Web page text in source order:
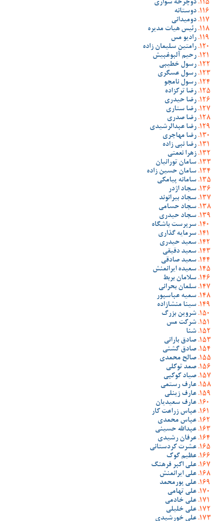
دوچرخه سواری
دوستانه
دومیدانی
رئیس هیات مدیره
رادیو مس
رامتین سلیمان زاده
رحیم آلبوغبیش
رسول خطیبی
رسول عسگری
رسول نامجو
رضا ترکزاده
رضا حیدری
رضا ستاری
رضا صدری
رضا عبدالرشیدی
رضا مهاجری
رضا نبی زاده
زهرا نعمتی
سامان تورانیان
سامان حسین زاده
سامانه پیامکی
سجاد اژدر
سجاد بیرانوند
سجاد حسامی
سجاد حیدری
سرپرست باشگاه
سرمایه گذاری
سعید حیدری
سعید دقیقی
سعید صادقی
سعیده ایرانمنش
سلامان بربط
سلمان بحرانی
سمیه عباسپور
سینا منشازاده
شروین بزرگ
شرکت مس
شنا
صادق بارانی
صادق گشنی
صالح محمدی
صمد توکلی
صیاد کوکبی
عارف رستمی
عارف زینلی
عارف سعیدیان
عباس زراعت کار
عباس محمدی
عبدالله حسینی
عرفان رشیدی
عشرت کردستانی
عظیم گوک
علی اکبر فرهنگ
علی ایرانمنش
علی پورمحمد
علی تهامی
علی خادمی
علی خلیلی
علی خورشیدی